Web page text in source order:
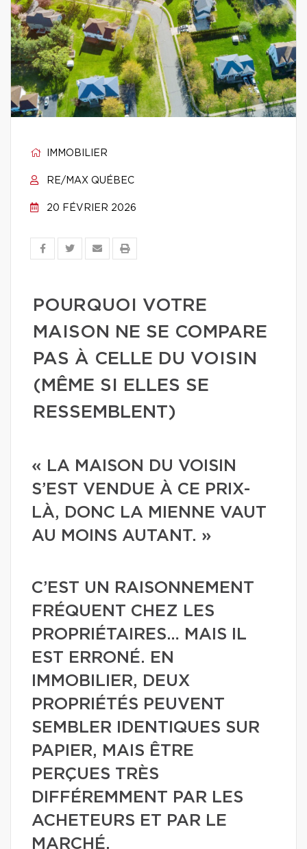
IMMOBILIER
RE/MAX QUÉBEC
20 FÉVRIER 2026
POURQUOI VOTRE
MAISON NE SE COMPARE
PAS À CELLE DU VOISIN
(MÊME SI ELLES SE
RESSEMBLENT)
« LA MAISON DU VOISIN
S’EST VENDUE À CE PRIX-
LÀ, DONC LA MIENNE VAUT
AU MOINS AUTANT. »
C’EST UN RAISONNEMENT
FRÉQUENT CHEZ LES
PROPRIÉTAIRES… MAIS IL
EST ERRONÉ. EN
IMMOBILIER, DEUX
PROPRIÉTÉS PEUVENT
SEMBLER IDENTIQUES SUR
PAPIER, MAIS ÊTRE
PERÇUES TRÈS
DIFFÉREMMENT PAR LES
ACHETEURS ET PAR LE
MARCHÉ.